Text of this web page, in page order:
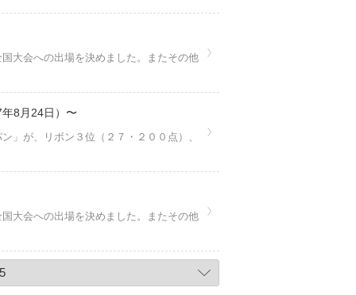
大会への出場を決めました。またその他
8月24日）〜
が、リボン３位（２７・２００点）、
大会への出場を決めました。またその他